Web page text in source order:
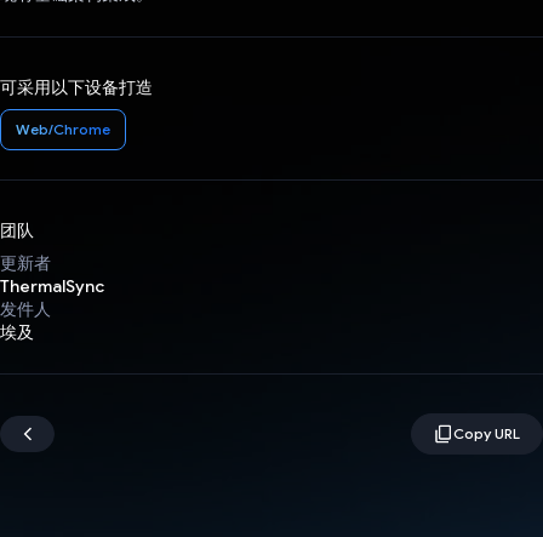
可采用以下设备打造
Web/Chrome
团队
更新者
ThermalSync
发件人
埃及